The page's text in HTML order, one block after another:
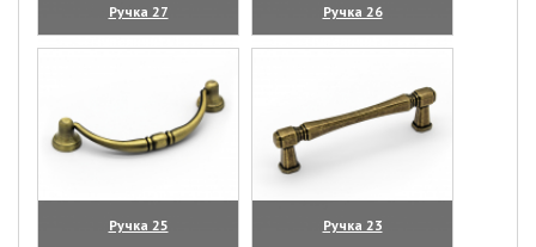
Ручка 27
(увеличить)
Ручка 26
(увеличить)
Ручка 25
Ручка 23